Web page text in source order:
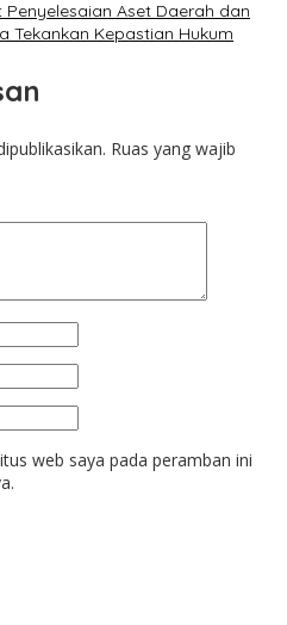
Aset Daerah dan
Tekankan Kepastian Hukum
Ruas yang wajib
web saya pada peramban ini